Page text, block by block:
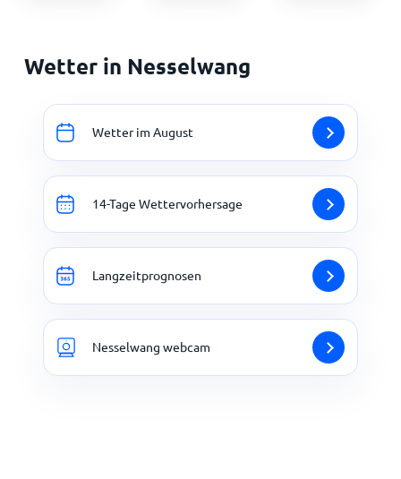
Wetter in Nesselwang
Wetter im August
14-Tage Wettervorhersage
Langzeitprognosen
Nesselwang webcam